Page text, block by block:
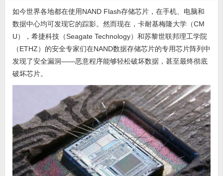
如今世界各地都在使用NAND Flash存储芯片，在手机、电脑和
数据中心均可发现它的踪影。然而现在，卡耐基梅隆大学（CM
U），希捷科技（Seagate Technology）和苏黎世联邦理工学院
（ETHZ）的安全专家们在NAND数据存储芯片的专用芯片阵列中
发现了安全漏洞——恶意程序能够轻松破坏数据，甚至最终彻底
破坏芯片。